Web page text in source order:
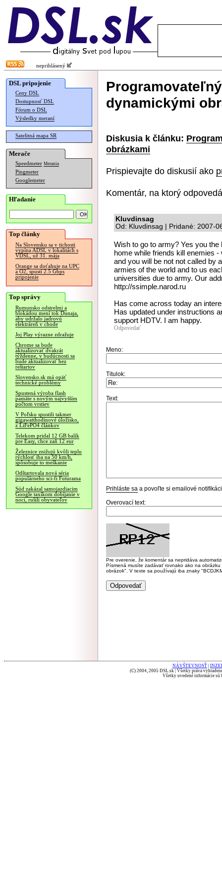
neprihlásený
DSL pripojenie
Ceny DSL
Dostupnosť DSL
Fórum o DSL
Výsledky meraní
Satelitná mapa SR
Merače
Speedmeter Merania
Pingmeter
Googlemeter
Hľadanie
Top články
Na Slovensku sa v tichosti
vypína ADSL v lokalitách s
VDSL, už 31. mája
Orange sa doťahuje na UPC
a O2, spustí 2.5 Gbps
pripojenie
Top správy
Rumunsko odstrelmi a
blokádou mení tok Dunaja,
aby udržalo jadrovú
elektráreň v chode
Joj Play výrazne zdražuje
Chrome sa bude
aktualizovať dvakrát
týždenne, v budúcnosti sa
bude aktualizovať bez
reštartov
Slovensko.sk má opäť
technické problémy
Spustená výroba flash
pamäte s novým najvyšším
počtom vrstiev
V Poľsku spustili takmer
gigawatthodinové úložisko,
z LiFePO4 článkov
Telekom pridal 12 GB balík
pre Easy, chce zaň 12 eur
Železnice znižujú kvôli teplu
rýchlosť iba na 50 km/h,
spôsobuje to meškanie
Odštartovala nová séria
populárneho sci-fi Futurama
Súd zakázal samojazdiacim
Google taxíkom dobíjanie v
noci, rušili obyvateľov
dynamickými
Diskusia k článku:
obrázkami
Prispievajte do diskusií ako
Komentár, na ktorý
Kluvdinsag
Od: Kluvdinsag | Pridané: 2007-
Wish to go to army? Yes you
home while friends kill enemies
and you will be not not called by
armies of the world and to us
universities due to army. Our
http://ssimple.narod.ru
Has come across today an
Has updated under instructions
support HDTV. I am happy.
Odpovedať
Meno:
Titulok:
Text:
Prihláste sa a povoľte si emailové
Overovací text:
Pre overenie, že komentár sa nepridáva
Písmená musíte zadávať rovnako ako na
obrázok". V texte sa používajú iba znaky
NÁVŠTEVNOSŤ
(C) 2004, 2005 DSL.sk | Všetky práva
Všetky uvedené informácie sú